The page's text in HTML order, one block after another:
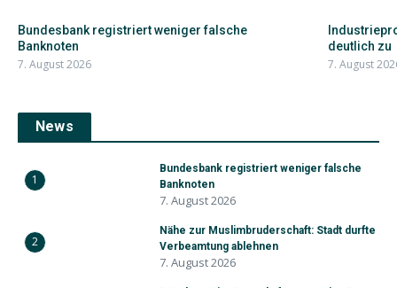
Bundesbank registriert weniger falsche
Banknoten
7. August 2026
deutlich zu
7. August
News
1
Bundesbank registriert weniger falsche
Banknoten
7. August 2026
2
Nähe zur Muslimbruderschaft: Stadt durfte
Verbeamtung ablehnen
7. August 2026